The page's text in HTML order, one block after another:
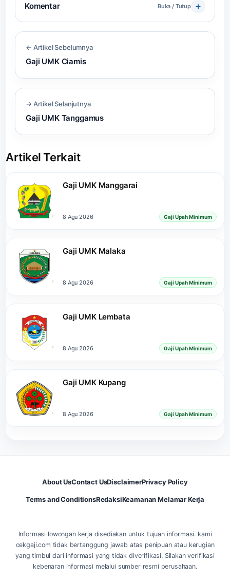
Komentar Buka / Tutup
← Artikel Sebelumnya
Gaji UMK Ciamis
→ Artikel Selanjutnya
Gaji UMK Tanggamus
Artikel Terkait
Gaji UMK Manggarai
8 Agu 2026 Gaji Upah Minimum
Gaji UMK Malaka
8 Agu 2026 Gaji Upah Minimum
Gaji UMK Lembata
8 Agu 2026 Gaji Upah Minimum
Gaji UMK Kupang
8 Agu 2026 Gaji Upah Minimum
About UsContact UsDisclaimerPrivacy Policy
Terms and ConditionsRedaksiKeamanan Melamar Kerja
Informasi lowongan kerja disediakan untuk tujuan informasi. kami
cekgaji.com tidak bertanggung jawab atas penipuan atau kerugian
yang timbul dari informasi yang tidak diverifikasi. Silakan verifikasi
kebenaran informasi melalui sumber resmi perusahaan.